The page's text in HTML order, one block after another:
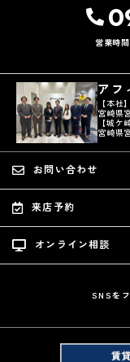
営業時
アフ
【本社
宮崎県
【城ケ
宮崎県
お問い合わせ
来店予約
オンライン相談
SNSを